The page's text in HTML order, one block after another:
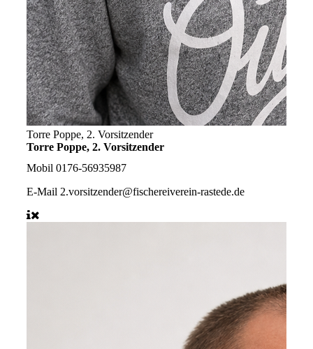
Torre Poppe, 2. Vorsitzender
Torre Poppe, 2. Vorsitzender
Mobil 0176-56935987
E-Mail 2.vorsitzender@fischereiverein-rastede.de